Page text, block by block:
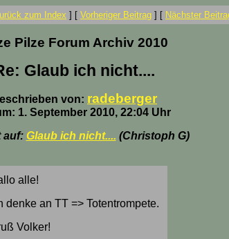
zum Index ] [ Vorheriger Beitrag ] [ Nächster
Pilze Forum Archiv 2010
Glaub ich nicht....
von: radeberger
1. September 2010, 22:04 Uhr
auf: Glaub ich nicht.... (Christoph G)
alle!
denke an TT => Totentrompete.
Volker!